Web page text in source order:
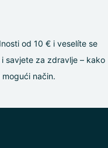
od 10 € i veselíte se
savjete za zdravlje – kako
mogući način.